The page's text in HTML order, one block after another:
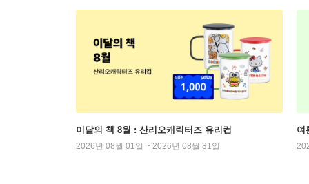
이달의 책 8월 : 산리오캐릭터즈 유리컵
2026년 08월 01일 ~ 2026년 08월 31일
여